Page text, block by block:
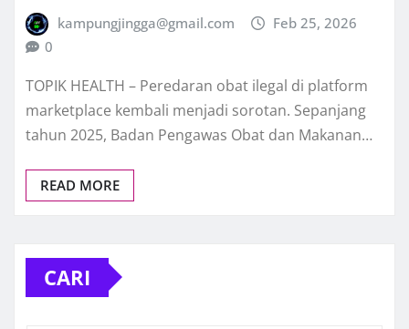
kampungjingga@gmail.com
Feb 25, 2026
0
TOPIK HEALTH – Peredaran obat ilegal di platform
marketplace kembali menjadi sorotan. Sepanjang
tahun 2025, Badan Pengawas Obat dan Makanan…
READ MORE
CARI